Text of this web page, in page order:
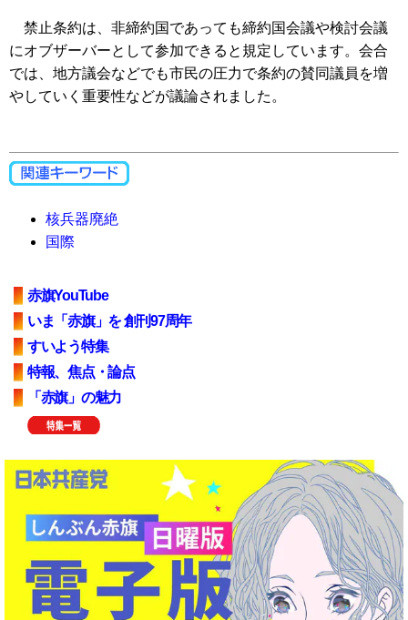
禁止条約は、非締約国であっても締約国会議や検討会議
にオブザーバーとして参加できると規定しています。会合
では、地方議会などでも市民の圧力で条約の賛同議員を増
やしていく重要性などが議論されました。
核兵器廃絶
国際
赤旗YouTube
いま「赤旗」を 創刊97周年
すいよう特集
特報、焦点・論点
「赤旗」の魅力